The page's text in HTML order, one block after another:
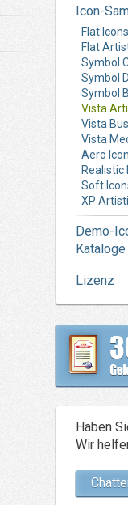
Icon-
Flat Icons
Flat
Symbol
Symbol
Symbol
Vista
Vista
Vista
Aero
Realistic
Soft
XP
Demo-
Kataloge
Lizenz
Haben
Wir